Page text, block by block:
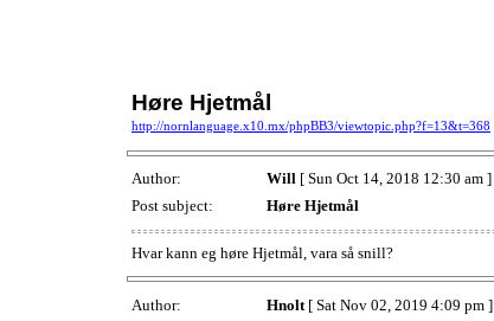
Høre Hjetmål
http://nornlanguage.x10.mx/phpBB3/viewtopic.php?f=13&t=368
Author: Will [ Sun Oct 14, 2018 12:30 am ]
Post subject:
Høre Hjetmål
Hvar kann eg høre Hjetmål, vara så snill?
Author: Hnolt [ Sat Nov 02, 2019 4:09 pm ]